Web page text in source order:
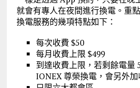
就會有專人在夜間進行換電。重
換電服務的幾項特點如下：
每次收費 $50
每月收費上限 $499
到達收費上限，若剩餘電量
IONEX 尊榮換電，會另外